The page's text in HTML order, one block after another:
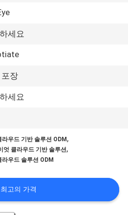
세요
장
세요
라우드 기반 솔루션 ODM ,
엇 클라우드 기반 솔루션,
라우드 솔루션 ODM
최고의 가격